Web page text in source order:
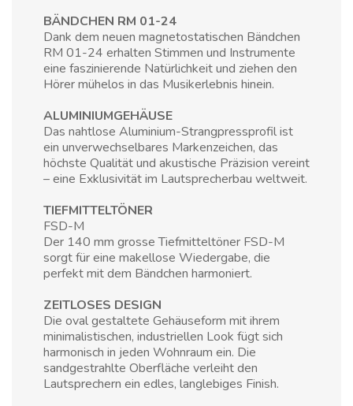
BÄNDCHEN RM 01-24
Dank dem neuen magnetostatischen Bändchen
RM 01-24 erhalten Stimmen und Instrumente
eine faszinierende Natürlichkeit und ziehen den
Hörer mühelos in das Musikerlebnis hinein.
ALUMINIUMGEHÄUSE
Das nahtlose Aluminium-Strangpressprofil ist
ein unverwechselbares Markenzeichen, das
höchste Qualität und akustische Präzision vereint
– eine Exklusivität im Lautsprecherbau weltweit.
TIEFMITTELTÖNER
FSD-M
Der 140 mm grosse Tiefmitteltöner FSD-M
sorgt für eine makellose Wiedergabe, die
perfekt mit dem Bändchen harmoniert.
ZEITLOSES DESIGN
Die oval gestaltete Gehäuseform mit ihrem
minimalistischen, industriellen Look fügt sich
harmonisch in jeden Wohnraum ein. Die
sandgestrahlte Oberfläche verleiht den
Lautsprechern ein edles, langlebiges Finish.